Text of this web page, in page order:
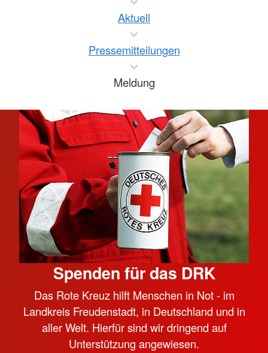
Aktuell
Pressemitteilungen
Meldung
Spenden für das DRK
Das Rote Kreuz hilft Menschen in Not - im
Landkreis Freudenstadt, in Deutschland und in
aller Welt. Hierfür sind wir dringend auf
Unterstützung angewiesen.